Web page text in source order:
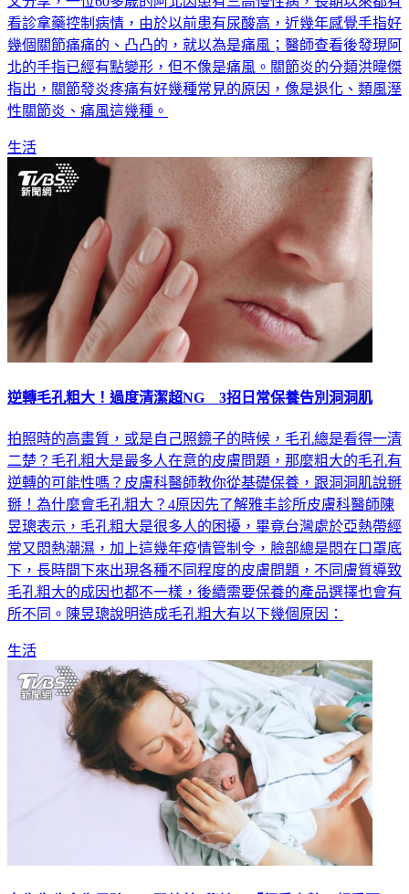
幾個關節痛痛的、凸凸的，就以為是痛風；醫師查看後發現阿
北的手指已經有點變形，但不像是痛風。關節炎的分類洪暐傑
指出，關節發炎疼痛有好幾種常見的原因，像是退化、類風溼
性關節炎、痛風這幾種。
二楚？毛孔粗大是最多人在意的皮膚問題，那麼粗大的毛孔有
逆轉的可能性嗎？皮膚科醫師教你從基礎保養，跟洞洞肌說掰
掰！為什麼會毛孔粗大？4原因先了解雅丰診所皮膚科醫師陳
昱璁表示，毛孔粗大是很多人的困擾，畢竟台灣處於亞熱帶經
常又悶熱潮濕，加上這幾年疫情管制令，臉部總是悶在口罩底
下，長時間下來出現各種不同程度的皮膚問題，不同膚質導致
毛孔粗大的成因也都不一樣，後續需要保養的產品選擇也會有
所不同。陳昱璁說明造成毛孔粗大有以下幾個原因：